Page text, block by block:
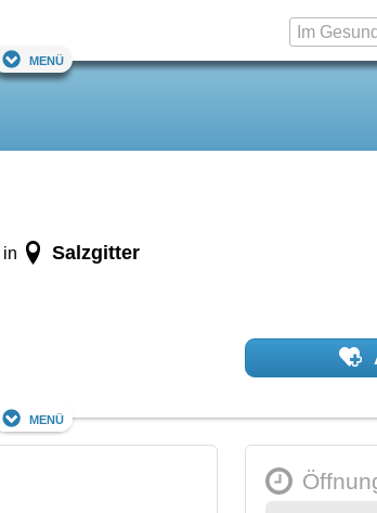
Menü
in Salzgitter
Menü